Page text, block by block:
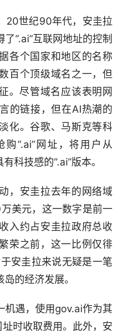
20世纪90年代，安圭拉
“.ai”互联网地址的控制
各个国家和地区的名称
百个顶级域名之一，但
。尽管域名应该表明网
的链接，但在AI热潮的
化。谷歌、马斯克等科
“.ai”网址，将用户从
科技感的“.ai”版本。
，安圭拉去年的网络域
美元，这一数字是前一
入约占安圭拉政府总收
荣之前，这一比例仅徘
安圭拉来说无疑是一笔
的经济发展。
机遇，使用gov.ai作为其
址时收取费用。此外，安